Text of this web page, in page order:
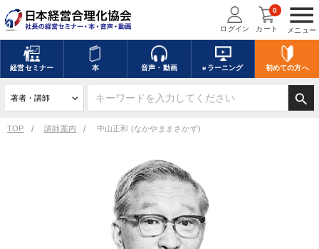
menu
メニュー
ログイン カート
0
経営セミナー 本 音声・動画 eラーニング 初めての方へ
search
TOP 講師案内 中山正和 (なかやままさかず)